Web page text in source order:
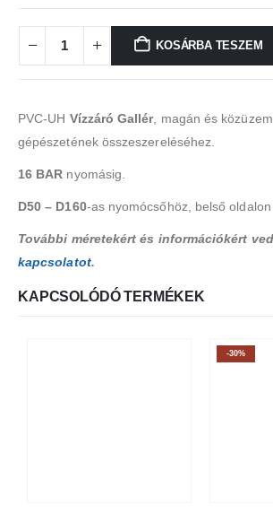
KOSÁRBA TESZEM
PVC-UH Vízzáró Gallér, magán és
gépészetének összeszereléséhez.
16 BAR nyomásig.
D50 – D160-as nyomócsőhöz, belső oldalon
További méretekért és információkért
kapcsolatot.
KAPCSOLÓDÓ TERMÉKEK
-30%